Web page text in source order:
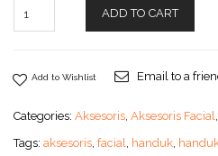
ADD TO CART
Add to Wishlist Email to a
Categories: Aksesoris, Aksesoris Facial,
Tags: aksesoris, facial, handuk,